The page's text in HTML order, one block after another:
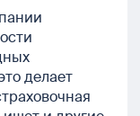
делает